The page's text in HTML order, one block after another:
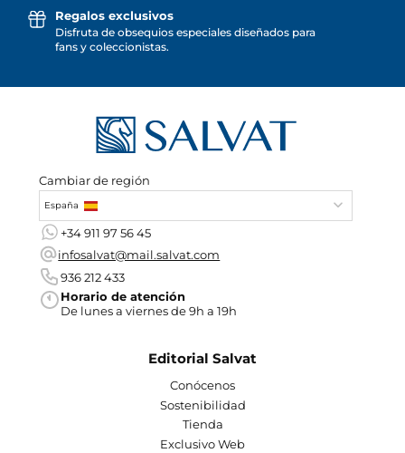
Regalos exclusivos
Disfruta de obsequios especiales diseñados para
fans y coleccionistas.
Cambiar de región
España
+34 911 97 56 45
infosalvat@mail.salvat.com
936 212 433
Horario de atención
De lunes a viernes de 9h a 19h
Editorial Salvat
Conócenos
Sostenibilidad
Tienda
Exclusivo Web